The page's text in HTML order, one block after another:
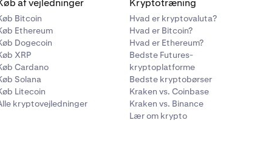
af vejledninger
Bitcoin
Ethereum
Dogecoin
XRP
Cardano
Solana
Litecoin
kryptovejledninger
Kryptotræning
Hvad er kryptovaluta?
Hvad er Bitcoin?
Hvad er Ethereum?
Bedste Futures-
kryptoplatforme
Bedste kryptobørser
Kraken vs. Coinbase
Kraken vs. Binance
Lær om krypto